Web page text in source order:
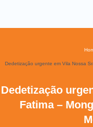
Dedetização urgente em Vila Nossa
Dedetização
Fatima –